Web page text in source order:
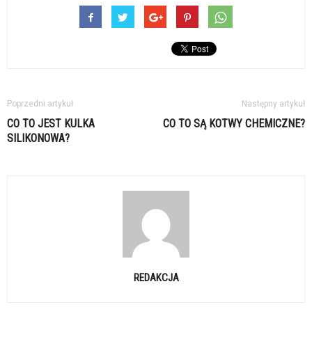
Poprzedni artykuł
CO TO JEST KULKA
SILIKONOWA?
Następny artykuł
CO TO SĄ KOTWY CHEMICZNE?
REDAKCJA